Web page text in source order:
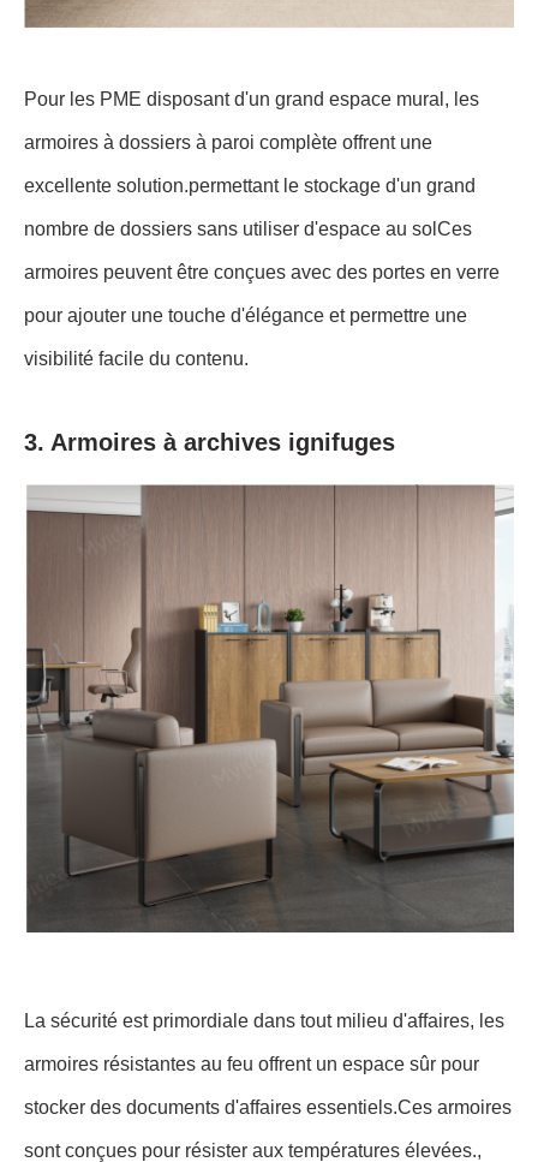
Pour les PME disposant d'un grand espace mural, les
armoires à dossiers à paroi complète offrent une
excellente solution.permettant le stockage d'un grand
nombre de dossiers sans utiliser d'espace au solCes
armoires peuvent être conçues avec des portes en verre
pour ajouter une touche d'élégance et permettre une
visibilité facile du contenu.
3. Armoires à archives ignifuges
La sécurité est primordiale dans tout milieu d'affaires, les
armoires résistantes au feu offrent un espace sûr pour
stocker des documents d'affaires essentiels.Ces armoires
sont conçues pour résister aux températures élevées.,